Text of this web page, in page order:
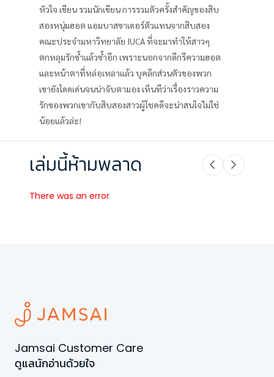
หัวใจ เขียน รวมนักเขียน การรวมตัวครั้งสำคัญของสิบ
สองหนุ่มฮอต แอมบาสซาเดอร์ตัวแทนจากสิบสอง
คณะประจำมหาวิทยาลัย IUCA ที่จะมาทำให้สาวๆ
ตกหลุมรักซ้ำแล้วซ้ำอีก เพราะนอกจากดีกรีความฮอต
และหน้าตาที่หล่อเหลาแล้ว บุคลิกส่วนตัวของพวก
เขายังโดดเด่นจนน่าจับตามอง เห็นทีว่าเรื่องราวความ
รักของพวกเขากับสิบสองสาวผู้โชคดีจะน่าสนใจไม่ใช่
น้อยแล้วล่ะ!
เล่มนี้ห้ามพลาด
There was an error
Jamsai Customer Care
ดูแลนักอ่านด้วยใจ